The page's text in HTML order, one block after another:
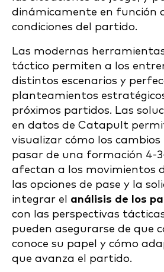
dinámicamente en función
condiciones del partido.
Las modernas
táctico permiten a los
distintos escenarios y
planteamientos
próximos partidos. Las
en datos de Catapult
visualizar cómo los
pasar de una formación 4-
afectan a los movimientos
las opciones de pase y la
integrar el análisis de los
con las perspectivas
pueden asegurarse de que
conoce su papel y cómo
que avanza el partido.